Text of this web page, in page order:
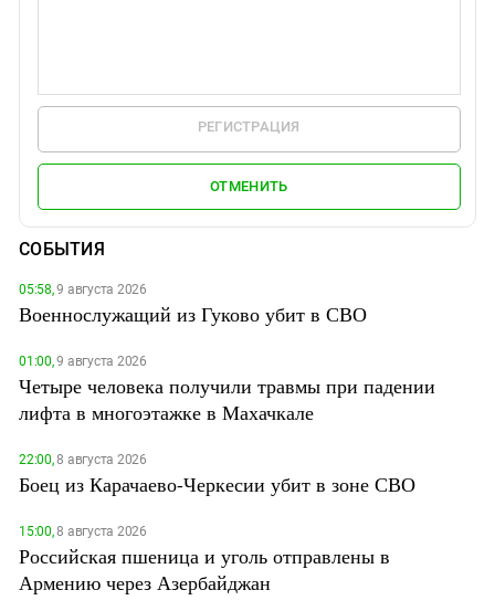
РЕГИСТРАЦИЯ
ОТМЕНИТЬ
СОБЫТИЯ
05:58,9 августа 2026
Военнослужащий из Гуково убит в СВО
01:00,9 августа 2026
Четыре человека получили травмы при падении
лифта в многоэтажке в Махачкале
22:00,8 августа 2026
Боец из Карачаево-Черкесии убит в зоне СВО
15:00,8 августа 2026
Российская пшеница и уголь отправлены в
Армению через Азербайджан